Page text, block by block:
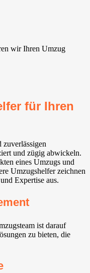
wir Ihren Umzug
für Ihren
zuverlässigen
und zügig abwickeln.
eines Umzugs und
Umzugshelfer zeichnen
Expertise aus.
ist darauf
zu bieten, die